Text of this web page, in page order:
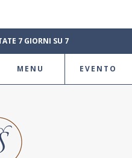
7 GIORNI SU 7
MENU EVENTO